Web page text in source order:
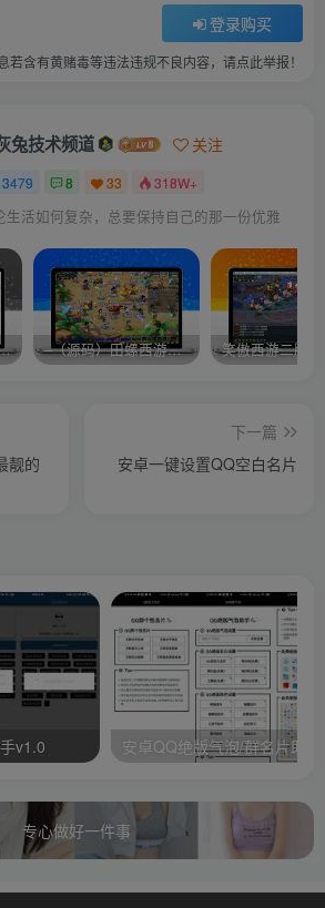
登录购买
若含有黄赌毒等违法违规不良内容，请点此举报！
兔技术频道 关注
3479 8 33 318W+
生活如何复杂，总要保持自己的那一份优雅
————-免费 –（源码）田螺西游9.0 假人摆摊18门派飞升渡劫化圣助战最新BB谛听…. 笑傲西游二版-
靓的
下一篇
安卓一键设置QQ空白名片
v1.0 安卓QQ绝版气泡/群名片助手
专心做好一件事